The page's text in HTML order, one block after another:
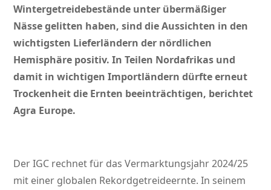
Wintergetreidebestände unter übermäßiger
Nässe gelitten haben, sind die Aussichten in den
wichtigsten Lieferländern der nördlichen
Hemisphäre positiv. In Teilen Nordafrikas und
damit in wichtigen Importländern dürfte erneut
Trockenheit die Ernten beeinträchtigen, berichtet
Agra Europe.
Der IGC rechnet für das Vermarktungsjahr 2024/25
mit einer globalen Rekordgetreideernte. In seinem